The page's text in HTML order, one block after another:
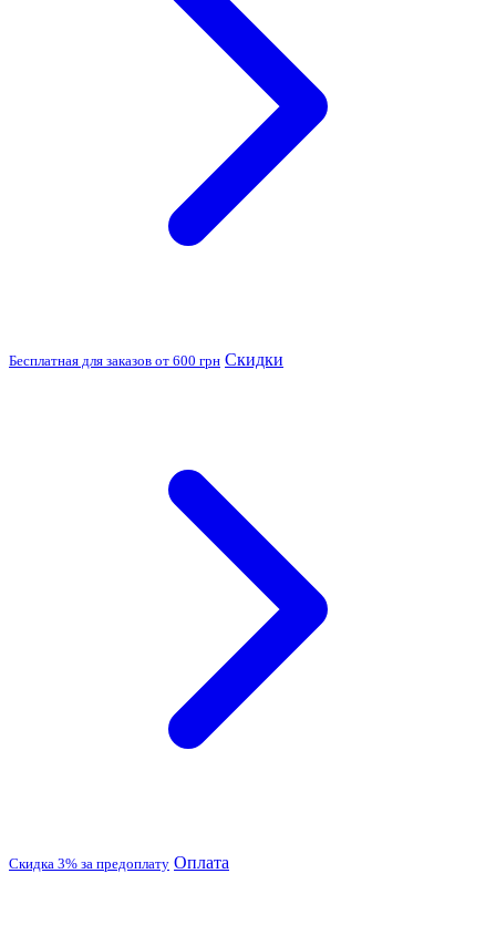
Бесплатная для заказов от 600 грн Скидки
Скидка 3% за предоплату Оплата